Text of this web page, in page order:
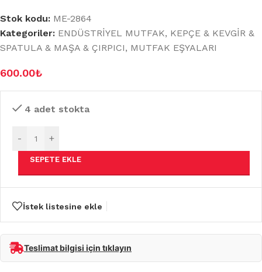
Stok kodu: ME-2864
Kategoriler: ENDÜSTRİYEL MUTFAK, KEPÇE & KEVGİR &
SPATULA & MAŞA & ÇIRPICI, MUTFAK EŞYALARI
600.00₺
4 adet stokta
- +
SEPETE EKLE
İstek listesine ekle
Teslimat bilgisi için tıklayın